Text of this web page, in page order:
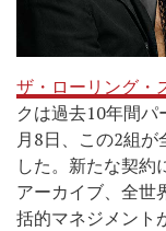
ザ・ローリング・
クは過去10年間
月8日、この2組
した。新たな契約
アーカイブ、全世
括的マネジメント